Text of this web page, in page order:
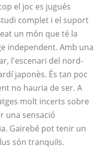
el joc es jugués
complet i el suport
un món que té la
independent. Amb una
l'escenari del nord-
japonès. És tan poc
no hauria de ser. A
molt incerts sobre
una sensació
Gairebé pot tenir un
són tranquils.